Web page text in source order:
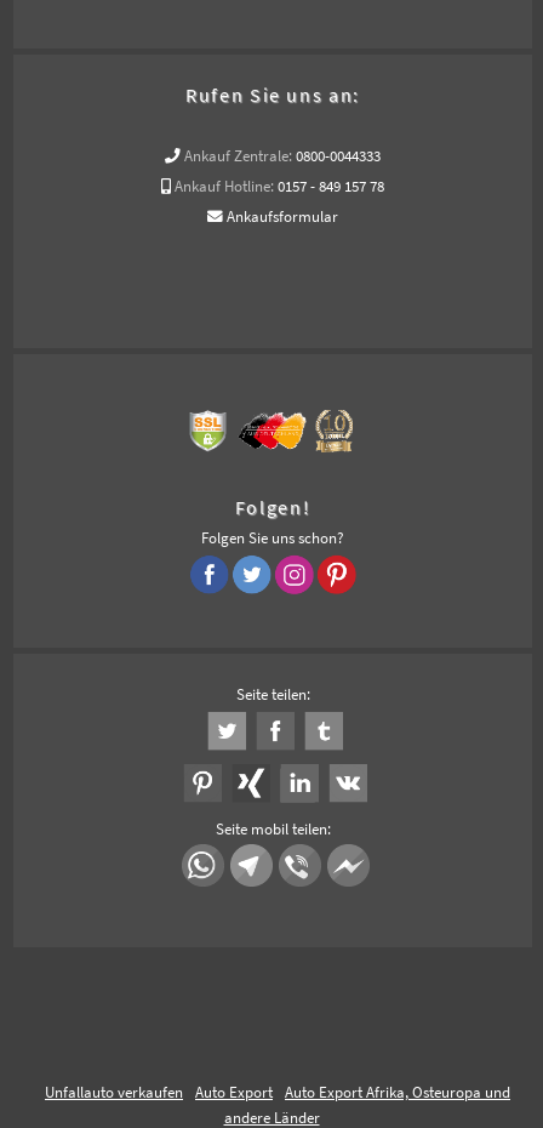
Rufen Sie uns an:
Ankauf Zentrale: 0800-0044333
Ankauf Hotline: 0157 - 849 157 78
Ankaufsformular
Folgen!
Folgen Sie uns schon?
Seite teilen:
Seite mobil teilen:
Unfallauto verkaufen Auto Export
Auto Export Afrika, Osteuropa und
andere Länder